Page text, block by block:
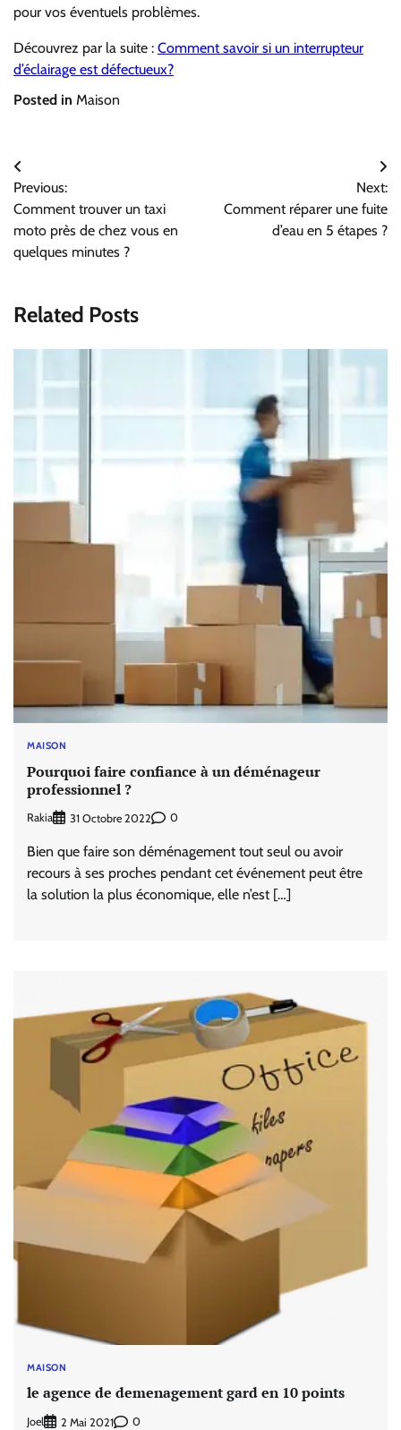
pour vos éventuels problèmes.
Découvrez par la suite : Comment savoir si un interrupteur
d’éclairage est défectueux?
Posted in Maison
Navigation
de
l’article
Previous:
Comment trouver un taxi
moto près de chez vous en
quelques minutes ?
Next:
Comment réparer une fuite
d’eau en 5 étapes ?
Related Posts
MAISON
Pourquoi faire confiance à un déménageur
professionnel ?
Rakia 31 Octobre 2022 0
Bien que faire son déménagement tout seul ou avoir
recours à ses proches pendant cet événement peut être
la solution la plus économique, elle n’est […]
MAISON
le agence de demenagement gard en 10 points
Joel 2 Mai 2021 0